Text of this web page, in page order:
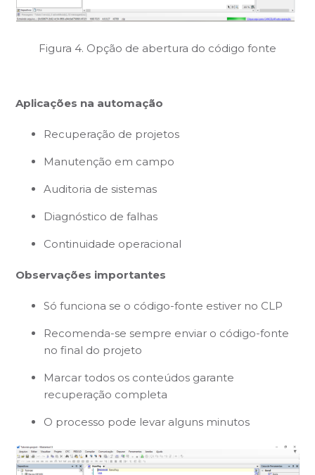
Figura 4. Opção de abertura do código fonte
Aplicações na automação
Recuperação de projetos
Manutenção em campo
Auditoria de sistemas
Diagnóstico de falhas
Continuidade operacional
Observações importantes
Só funciona se o código-fonte estiver no CLP
Recomenda-se sempre enviar o código-fonte
no final do projeto
Marcar todos os conteúdos garante
recuperação completa
O processo pode levar alguns minutos